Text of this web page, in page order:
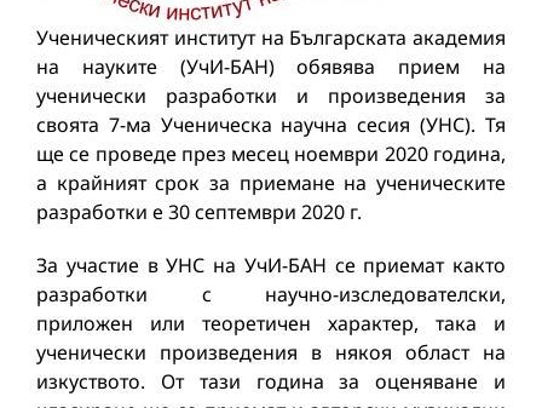
Ученическият институт на Българската академия
на науките (УчИ-БАН) обявява прием на
ученически разработки и произведения за
своята 7-ма Ученическа научна сесия (УНС). Тя
ще се проведе през месец ноември 2020 година,
а крайният срок за приемане на ученическите
разработки е 30 септември 2020 г.
За участие в УНС на УчИ-БАН се приемат както
разработки с научно-изследователски,
приложен или теоретичен характер, така и
ученически произведения в някоя област на
изкуството. От тази година за оценяване и